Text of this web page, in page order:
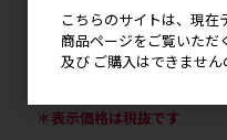
注文数
＊表示価格は税抜です
こちらのサイトは、現在
商品ページをご覧いただ
及び ご購入はできません